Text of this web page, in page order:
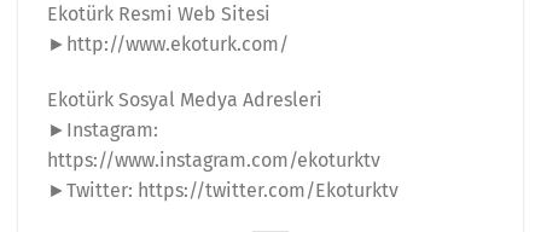
Ekotürk Resmi Web Sitesi
►http://www.ekoturk.com/
Ekotürk Sosyal Medya Adresleri
►Instagram:
https://www.instagram.com/ekoturktv
►Twitter: https://twitter.com/Ekoturktv